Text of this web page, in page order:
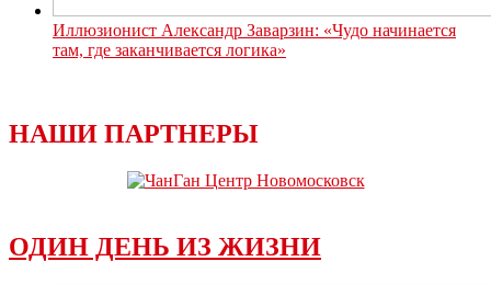
Иллюзионист Александр Заварзин: «Чудо начинается
там, где заканчивается логика»
НАШИ ПАРТНЕРЫ
ОДИН ДЕНЬ ИЗ ЖИЗНИ